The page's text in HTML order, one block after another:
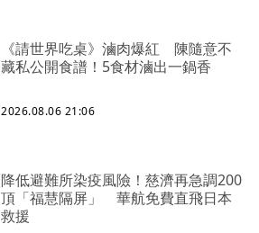
《請世界吃桌》滷肉爆紅 陳隨意不
藏私公開食譜！5食材滷出一鍋香
2026.08.06 21:06
降低避難所染疫風險！慈濟再急調200
頂「福慧隔屏」 華航免費直飛日本
救援